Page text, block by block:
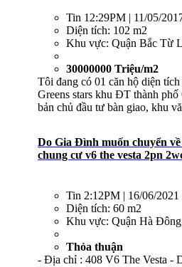
Tin 12:29PM | 11/05/
Diện tích: 102 m2
Khu vực: Quận Bắc Từ
30000000 Triệu/m2
Tôi đang có 01 căn hộ diện
Greens stars khu ĐT thành
bản chủ đầu tư bàn giao, khu
Do Gia Đình muốn chuyển
chung cư v6 the vesta 2pn
Tin 2:12PM | 16/06/2021
Diện tích: 60 m2
Khu vực: Quận Hà
Thỏa thuận
- Địa chỉ : 408 V6 The Vesta -